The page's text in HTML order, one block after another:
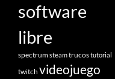
software
libre
spectrumsteamtrucostutorial
twitch videojuego